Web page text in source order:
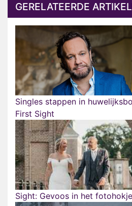
GERELATEERDE
Singles stappen in
First Sight
Sight: Gevoos in het fotohokje